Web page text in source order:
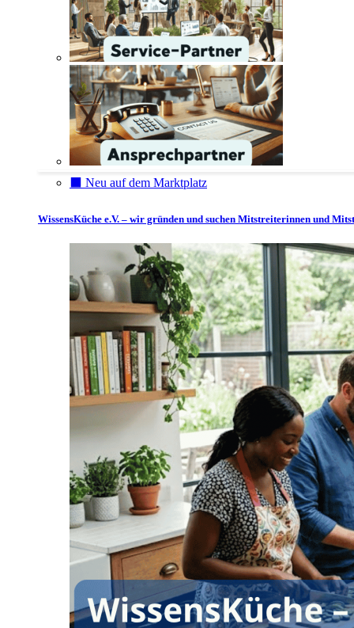
⬛️ Neu auf dem Marktplatz
WissensKüche e.V. – wir gründen und suchen Mitstreiterinnen und